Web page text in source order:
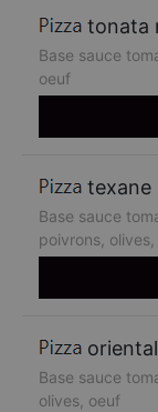
tonata
Base sauce
oeuf
texane
Base sauce
poivrons,
Base sauce
olives, oeuf